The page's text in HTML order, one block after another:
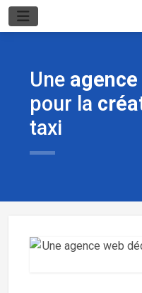
Une
pour la
taxi